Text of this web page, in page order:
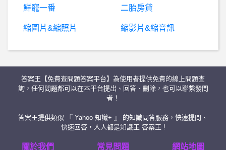
希洽- 路人100 12 告白 路人100 12 告白
鮮寵一番 二胎房貸
縮圖片&縮照片 縮影片&縮音訊
答案王【免費查問題答案平台】為使用者提供免費的線上問題查
詢，任何問題都可以在本平台提出、回答、刪除，也可以聯繫發問
者！
答案王提供類似 『 Yahoo 知識+ 』 的知識問答服務，快速提問、
快速回答，人人都是知識王 答案王 !
關於我們 常見問題 網站地圖